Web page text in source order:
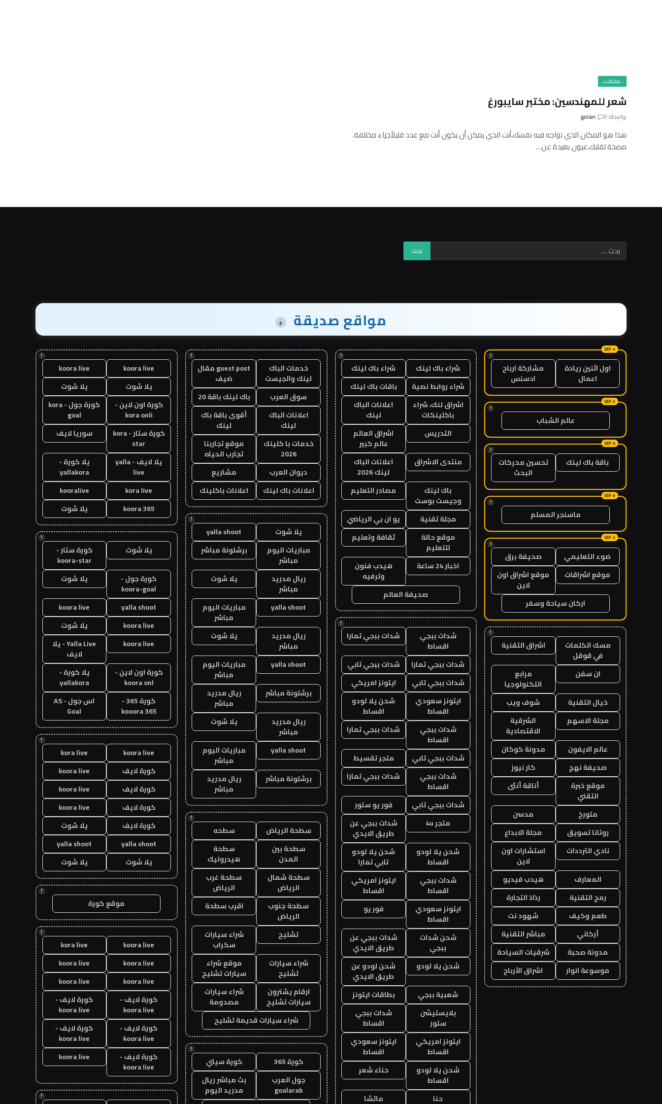
، مقالات،
شعر للمهندسين: مختبر سايبورغ
بواسطة golan 0
هذا هو المكان الذي تواجه فيه نفسك،أنت الذي يمكن أن يكون أنت مع عدد قليلأجزاء مختلفة،
مضخة لقلبك،عيون بعيدة عن…
مواقع صديقة +
!
اول اثنين ريادة
اعمال
مشاركة ارباح
ادسنس
!
عالم الشباب
!
باقة باك لينك
تحسين محركات
البحث
!
ماسنجر المسلم
!
ضوء التعليمي
صحيفة برق
موقع اشراقات
موقع اشراق اون
لاين
اركان سياحة وسفر
!
مسك الكلمات
في قوقل
اشراق التقنية
ان سفن
مرابع
التكنولوجيا
خيال التقنية
شوف ويب
مجلة الاسهم
الشرقية
الاقتصادية
عالم الايفون
مدونة كوكان
صحيفة نهج
كار نيوز
موقع خبرة
التقني
أناقة أنثى
متورخ
مدسن
روتانا تسويق
مجلة الابداع
نادي الترددات
استشارات اون
لاين
المعارف
هيدب فيديو
رمح التقنية
رذاذ التجارة
طعم وكيف
شهود نت
أركاني
مباشر التقنية
مدونة صحبة
شرقيات السياحة
موسوعة انوار
اشراق الأرباح
!
شراء باك لينك
شراء باك لينك
شراء روابط نصية
باقات باك لينك
اشراق لنك، شراء
باكلينكات
اعلانات الباك
لينك
التدريس
اشراق العالم
عالم كبير
منتدى الاشراق
اعلانات الباك
لينك 2026
باك لينك
وجيست بوست
مصادر التعليم
مجلة تقنية
يو ان بي الرياضي
موقع حالة
للتعليم
ثقافة وتعليم
اخبار 24 ساعة
هيدب فنون
وترفيه
صحيفة العالم
!
شدات ببجي
اقساط
شدات ببجي تمارا
شدات ببجي تمارا
شدات ببجي تابي
شدات ببجي تابي
ايتونز امريكي
ايتونز سعودي
اقساط
شحن يلا لودو
اقساط
شدات ببجي
اقساط
شدات ببجي تمارا
شدات ببجي تابي
متجر تقسيط
شدات ببجي
اقساط
شدات ببجي تمارا
شدات ببجي تابي
فور يو ستور
متجر 4u
شدات ببجي عن
طريق الايدي
شحن يلا لودو
اقساط
شحن يلا لودو
تابي تمارا
شدات ببجي
اقساط
ايتونز امريكي
اقساط
ايتونز سعودي
اقساط
فور يو
شحن شدات
ببجي
شدات ببجي عن
طريق الايدي
شحن يلا لودو
شحن لودو عن
طريق الايدي
شعبية ببجي
بطاقات ايتونز
بلايستيشن
ستور
شدات ببجي
اقساط
ايتونز امريكي
اقساط
ايتونز سعودي
اقساط
شحن يلا لودو
اقساط
حناء شعر
حنا ماتشا
!
خدمات الباك
لينك والجيست
guest post مقال
ضيف
سوق العرب
باك لينك باقة 20
اعلانات الباك
لينك
أقوى باقة باك
لينك
خدمات با كلينك
2026
موقع تجاربنا
تجارب الحياه
ديوان العرب
مشاريع
اعلانات باك لينك
اعلانات باكلينك
!
يلا شوت
yalla shoot
مباريات اليوم
مباشر
برشلونة مباشر
ريال مدريد
مباشر
يلا شوت
yalla shoot
مباريات اليوم
مباشر
ريال مدريد
مباشر
يلا شوت
yalla shoot
مباريات اليوم
مباشر
برشلونة مباشر
ريال مدريد
مباشر
ريال مدريد
مباشر
يلا شوت
yalla shoot
مباريات اليوم
مباشر
برشلونة مباشر
ريال مدريد
مباشر
!
سطحة الرياض
سطحه
سطحة بين
المدن
سطحة
هيدروليك
سطحة شمال
الرياض
سطحة غرب
الرياض
سطحة جنوب
الرياض
اقرب سطحة
تشليح
شراء سيارات
سكراب
شراء سيارات
تشليح
موقع شراء
سيارات تشليح
ارقام يشترون
سيارات تشليح
شراء سيارات
مصدومة
شراء سيارات قديمة تشليح
!
كورة 365
كورة سيتي
جول العرب
goalarab
بث مباشر ريال
مدريد اليوم
!
koora live
koora live
يلا شوت
يلا شوت
كورة اون لاين -
kora onli
كورة جول - kora
goal
كورة ستار - kora
star
سوريا لايف
يلا لايف - yalla
live
يلا كورة -
yallakora
kora live
kooralive
koora 365
يلا شوت
!
يلا شوت
كورة ستار -
koora-star
كورة جول -
koora-goal
يلا شوت
yalla shoot
koora live
koora live
يلا شوت
koora live
Yalla Live - يلا
لايف
كورة اون لاين -
koora onl
يلا كورة -
yallakora
كورة 365 -
kooora 365
اس جول - AS
Goal
!
koora live
kora live
كورة لايف
koora live
كورة لايف
koora live
كورة لايف
koora live
كورة لايف
يلا شوت
yalla shoot
yalla shoot
يلا شوت
يلا شوت
!
موقع كورة
!
koora live
kora live
koora live
koora live
koora live
koora live
كورة لايف -
koora live
كورة لايف -
koora live
كورة لايف -
koora live
كورة لايف -
koora live
كورة لايف -
koora live
koora live
!